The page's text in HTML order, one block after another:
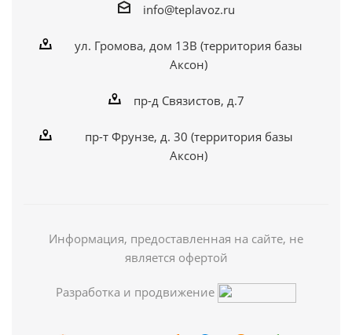
info@teplavoz.ru
ул. Громова, дом 13В (территория базы
Аксон)
пр-д Связистов, д.7
пр-т Фрунзе, д. 30 (территория базы
Аксон)
Информация, предоставленная на сайте, не
является офертой
Разработка и продвижение